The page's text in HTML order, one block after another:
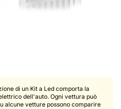
di un Kit a Led comporta la
dell'auto. Ogni vettura può
alcune vetture possono comparire